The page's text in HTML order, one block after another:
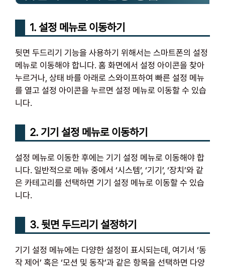
1. 설정 메뉴로 이동하기
뒷면 두드리기 기능을 사용하기 위해서는 스마트폰의 설정
메뉴로 이동해야 합니다. 홈 화면에서 설정 아이콘을 찾아
누르거나, 상태 바를 아래로 스와이프하여 빠른 설정 메뉴
를 열고 설정 아이콘을 누르면 설정 메뉴로 이동할 수 있습
니다.
2. 기기 설정 메뉴로 이동하기
설정 메뉴로 이동한 후에는 기기 설정 메뉴로 이동해야 합
니다. 일반적으로 메뉴 중에서 ‘시스템’, ‘기기’, ‘장치’와 같
은 카테고리를 선택하면 기기 설정 메뉴로 이동할 수 있습
니다.
3. 뒷면 두드리기 설정하기
기기 설정 메뉴에는 다양한 설정이 표시되는데, 여기서 ‘동
작 제어’ 혹은 ‘모션 및 동작’과 같은 항목을 선택하면 다양